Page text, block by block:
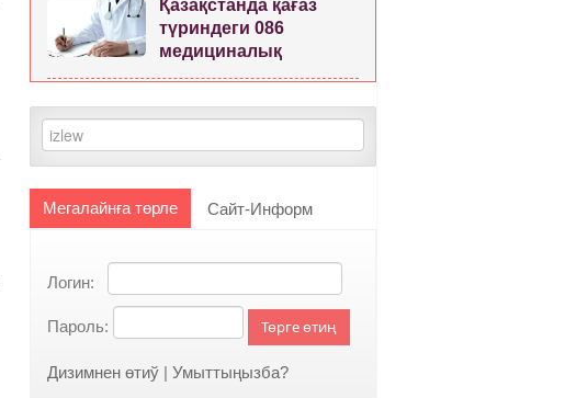
Қазақстанда қағаз
түриндеги 086
медициналық
Мегалайнға төрле Сайт-Информ
Логин:
Пароль: Төрге өтиң
Дизимнен өтиў| Умыттыңызба?